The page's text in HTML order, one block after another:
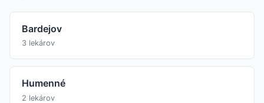
Bardejov
3 lekárov
Humenné
2 lekárov